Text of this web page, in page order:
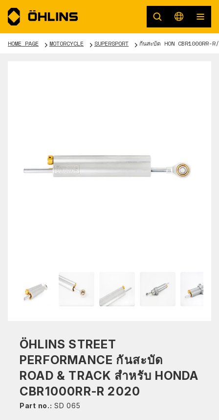
HOME PAGE MOTORCYCLE SUPERSPORT กันสะบัด HON CBR1000RR-
ÖHLINS STREET
PERFORMANCE กันสะบัด
ROAD & TRACK สำหรับ HONDA
CBR1000RR-R 2020
Part no.: SD 065